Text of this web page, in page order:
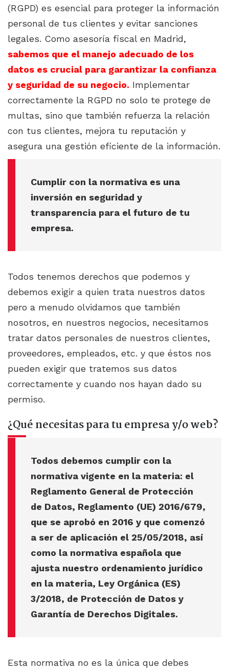
(RGPD) es esencial para proteger la información
personal de tus clientes y evitar sanciones
legales. Como asesoría fiscal en Madrid,
sabemos que el manejo adecuado de los
datos es crucial para garantizar la confianza
y seguridad de su negocio. Implementar
correctamente la RGPD no solo te protege de
multas, sino que también refuerza la relación
con tus clientes, mejora tu reputación y
asegura una gestión eficiente de la información.
Cumplir con la normativa es una
inversión en seguridad y
transparencia para el futuro de tu
empresa.
Todos tenemos derechos que podemos y
debemos exigir a quien trata nuestros datos
pero a menudo olvidamos que también
nosotros, en nuestros negocios, necesitamos
tratar datos personales de nuestros clientes,
proveedores, empleados, etc. y que éstos nos
pueden exigir que tratemos sus datos
correctamente y cuando nos hayan dado su
permiso.
¿Qué necesitas para tu empresa y/o web?
Todos debemos cumplir con la
normativa vigente en la materia: el
Reglamento General de Protección
de Datos, Reglamento (UE) 2016/679,
que se aprobó en 2016 y que comenzó
a ser de aplicación el 25/05/2018, así
como la normativa española que
ajusta nuestro ordenamiento jurídico
en la materia, Ley Orgánica (ES)
3/2018, de Protección de Datos y
Garantía de Derechos Digitales.
Esta normativa no es la única que debes